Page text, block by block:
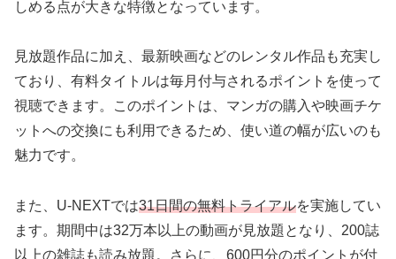
しめる点が大きな特徴となっています。
見放題作品に加え、最新映画などのレンタル作品も充実し
ており、有料タイトルは毎月付与されるポイントを使って
視聴できます。このポイントは、マンガの購入や映画チケ
ットへの交換にも利用できるため、使い道の幅が広いのも
魅力です。
また、U-NEXTでは31日間の無料トライアルを実施してい
ます。期間中は32万本以上の動画が見放題となり、200誌
以上の雑誌も読み放題。さらに、600円分のポイントが付